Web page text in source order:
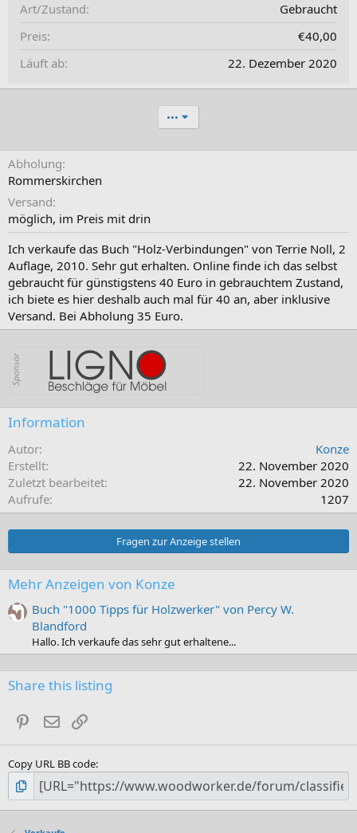
Art/Zustand
Gebraucht
Preis
€40,00
Läuft ab
22. Dezember 2020
•••
Abholung
Rommerskirchen
Versand
möglich, im Preis mit drin
Ich verkaufe das Buch "Holz-Verbindungen" von Terrie Noll, 2
Auflage, 2010. Sehr gut erhalten. Online finde ich das selbst
gebraucht für günstigstens 40 Euro in gebrauchtem Zustand,
ich biete es hier deshalb auch mal für 40 an, aber inklusive
Versand. Bei Abholung 35 Euro.
Information
Autor
Konze
Erstellt
22. November 2020
Zuletzt bearbeitet
22. November 2020
Aufrufe
1207
Fragen zur Anzeige stellen
Mehr Anzeigen von Konze
Buch "1000 Tipps für Holzwerker" von Percy W.
Blandford
Hallo. Ich verkaufe das sehr gut erhaltene...
Share this listing
Pinterest
E-Mail
Copy URL BB code